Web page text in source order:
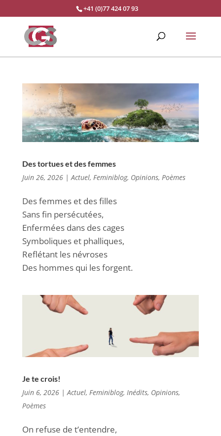
+41 (0)77 424 07 93
Des tortues et des femmes
Juin 26, 2026|Actuel, Feminiblog, Opinions, Poèmes
Des femmes et des filles
Sans fin persécutées,
Enfermées dans des cages
Symboliques et phalliques,
Reflétant les névroses
Des hommes qui les forgent.
Je te crois!
Juin 6, 2026|Actuel, Feminiblog, Inédits, Opinions,
Poèmes
On refuse de t’entendre,